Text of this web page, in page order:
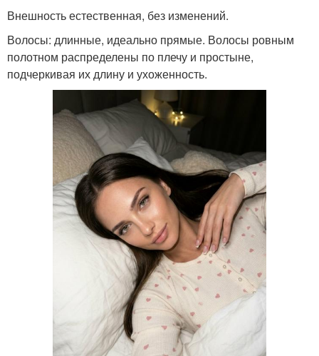
Внешность естественная, без изменений.
Волосы: длинные, идеально прямые. Волосы ровным
полотном распределены по плечу и простыне,
подчеркивая их длину и ухоженность.